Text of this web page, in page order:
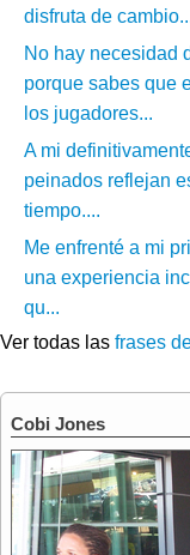
disfruta de
No hay necesidad
porque sabes que
los jugadores...
A mi
peinados reflejan
tiempo....
Me enfrenté a mi
una experiencia
qu...
Ver todas las frases
Cobi Jones